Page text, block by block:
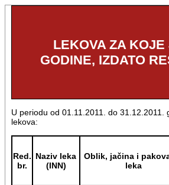
LEKOVA ZA KOJE
GODINE, IZDATO
U periodu od 01.11.2011. do
lekova:
Red.
br.
Naziv leka
(INN)
Oblik, jačina i
leka